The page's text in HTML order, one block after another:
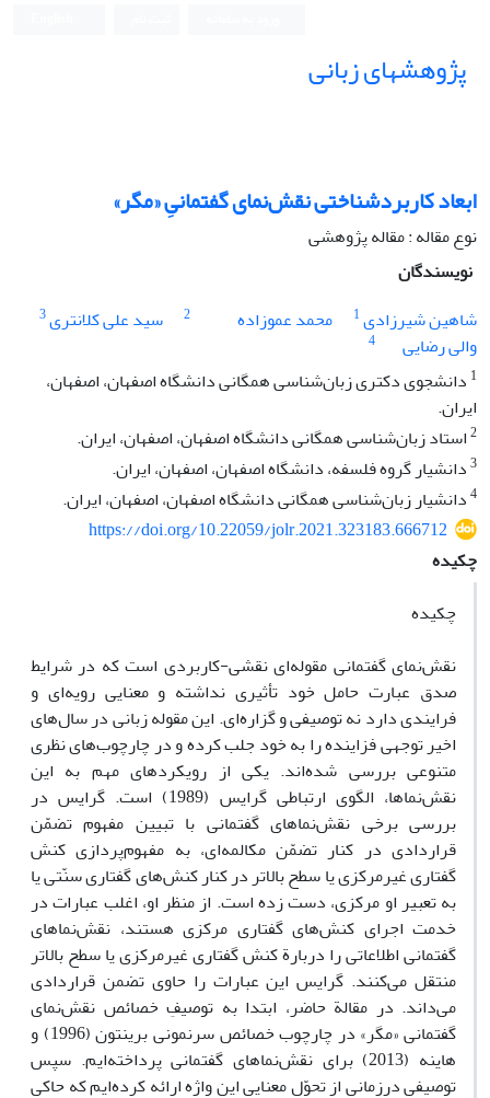
پژوهشهای زبانی
ابعاد کاربردشناختی نقش‌نمای گفتمانیِ «مگر»
نوع مقاله : مقاله پژوهشی
نویسندگان
شاهین شیرزادی1 محمد عموزاده 2 سید علی کلانتری3
والی رضایی
4
1 دانشجوی دکتری زبان‌شناسی همگانی دانشگاه اصفهان، اصفهان،
ایران.
2استاد زبان‌شناسی همگانی دانشگاه اصفهان، اصفهان، ایران.
3دانشیار گروه فلسفه، دانشگاه اصفهان، اصفهان، ایران.
4دانشیار زبان‌شناسی همگانی دانشگاه اصفهان، اصفهان، ایران.
https://doi.org/10.22059/jolr.2021.323183.666712
چکیده
چکیده
نقش‌نمای گفتمانی مقوله‌ای نقشی-کاربردی‌ است که در شرایط
صدق عبارت حامل خود تأثیری نداشته و معنایی رویه‌ای و
فرایندی دارد نه توصیفی و گزاره‌ای. این مقوله زبانی در سال‌های
اخیر توجهی فزاینده را به خود جلب کرده و در چارچوب‌های نظری
متنوعی بررسی شده‌اند. یکی از رویکردهای مهم به این
نقش‌نماها، الگوی ارتباطی گرایس (1989) است. گرایس در
بررسی برخی نقش‌نماهای گفتمانی با تبیین مفهوم تضمّن
قراردادی در کنار تضمّن مکالمه‌ای، به مفهوم‌پردازی کنش
گفتاری غیرمرکزی یا سطح بالاتر در کنار کنش‌های گفتاری سنّتی یا
به تعبیر او مرکزی، دست زده است. از منظر او، اغلب عبارات در
خدمت اجرای کنش‌های گفتاری مرکزی‌ هستند، نقش‌نماهای
گفتمانی اطلاعاتی را دربارة کنش گفتاری غیرمرکزی یا سطح بالاتر
منتقل می‌کنند. گرایس این عبارات را حاوی تضمن قراردادی
می‌داند. در مقالة حاضر، ابتدا به توصیفِ خصائص نقش‌نمای
گفتمانی «مگر» در چارچوب خصائص سرنمونی برینتون (1996) و
هاینه (2013) برای نقش‌نماهای گفتمانی پرداخته‌ایم. سپس
توصیفی درزمانی از تحوّل معنایی این واژه ارائه کرده‌ایم که حاکی